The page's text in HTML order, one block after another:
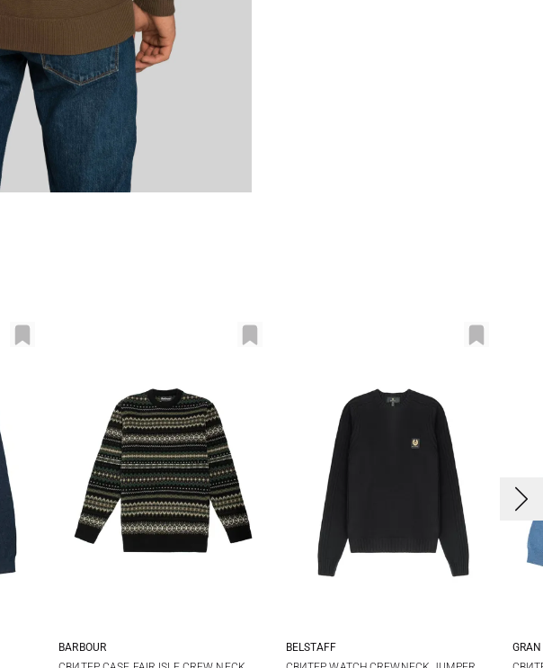
M L XL
BARBOUR
M L XL XXL
BELSTAFF